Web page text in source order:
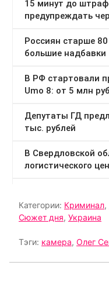
Категории: Криминал,
Сюжет дня, Украина
Тэги: камера, Олег